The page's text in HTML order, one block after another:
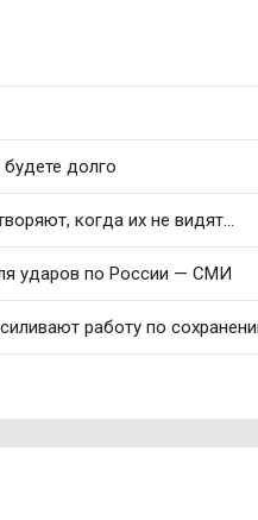
долго
когда их не видят...
ударов по России — СМИ
работу по